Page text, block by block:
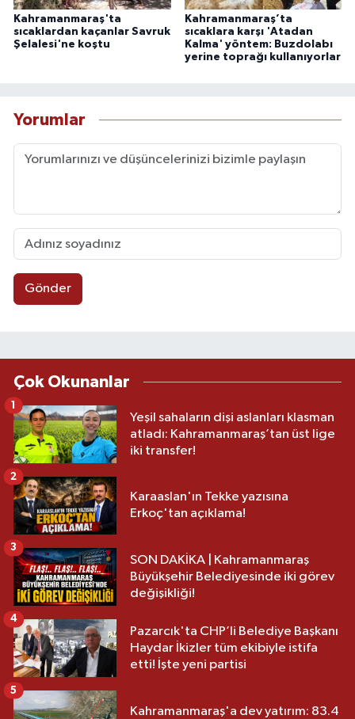
Kahramanmaraş'ta
sıcaklardan kaçanlar Savruk
Şelalesi'ne koştu
Kahramanmaraş’ta
sıcaklara karşı 'Atadan
Kalma' yöntem: Buzdolabı
yerine toprağı kullanıyorlar
Yorumlar
Gönder
Çok Okunanlar
Yeşil sahaların dişi aslanları klasman
atladı: Kahramanmaraş’tan üst lige
iki transfer!
1
Karaaslan'ın Tekke yazısına
Erkoç'tan açıklama!
2
SON DAKİKA | Kahramanmaraş
Büyükşehir Belediyesinde iki görev
değişikliği!
3
Pazarcık'ta CHP’li Belediye Başkanı
Haydar İkizler tüm ekibiyle istifa
etti! İşte yeni partisi
4
Kahramanmaraş'a dev yatırım: 83.4
5